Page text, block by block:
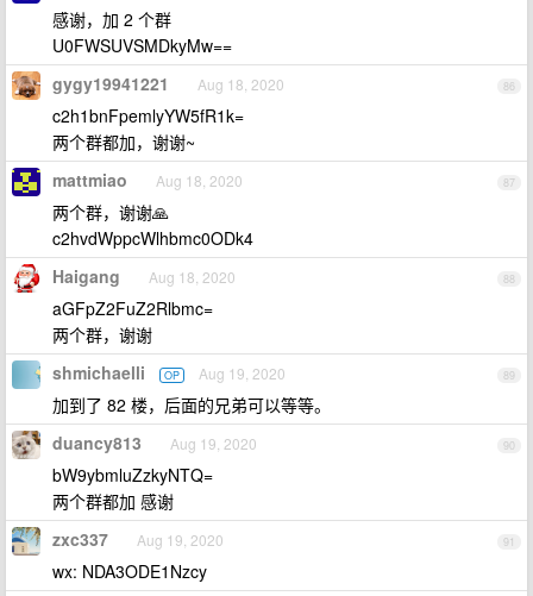
感谢，加 2 个群
U0FWSUVSMDkyMw==
86
gygy19941221 Aug 18, 2020
c2h1bnFpemlyYW5fR1k=
两个群都加，谢谢~
87
mattmiao Aug 18, 2020
两个群，谢谢🙏
c2hvdWppcWlhbmc0ODk4
88
Haigang Aug 18, 2020
aGFpZ2FuZ2Rlbmc=
两个群，谢谢
89
shmichaelli OP Aug 19, 2020
加到了 82 楼，后面的兄弟可以等等。
90
duancy813 Aug 19, 2020
bW9ybmluZzkyNTQ=
两个群都加 感谢
91
zxc337 Aug 19, 2020
wx: NDA3ODE1Nzcy